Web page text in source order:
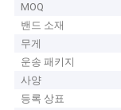
MOQ
밴드 소재
무게
운송 패키지
사양
등록 상표